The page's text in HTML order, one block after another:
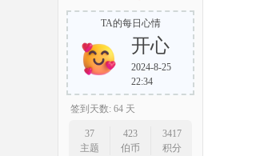
TA的每日心情
开心
2024-8-25
22:34
签到天数: 64 天
37
主题
423
伯币
3417
积分